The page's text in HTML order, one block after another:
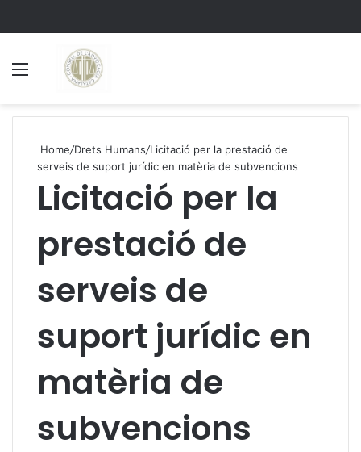
Home/Drets Humans/Licitació per la prestació de
serveis de suport jurídic en matèria de subvencions
Licitació per la
prestació de
serveis de
suport jurídic en
matèria de
subvencions